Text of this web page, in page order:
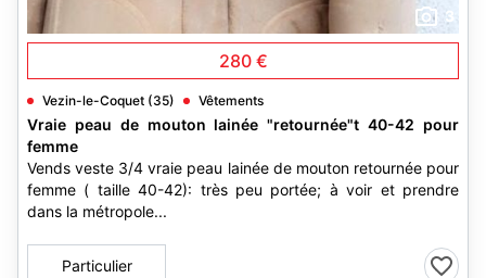
3
280 €
Vezin-le-Coquet (35) Vêtements
Vraie peau de mouton lainée "retournée"t 40-42 pour
femme
Vends veste 3/4 vraie peau lainée de mouton retournée pour
femme ( taille 40-42): très peu portée; à voir et prendre
dans la métropole...
Particulier